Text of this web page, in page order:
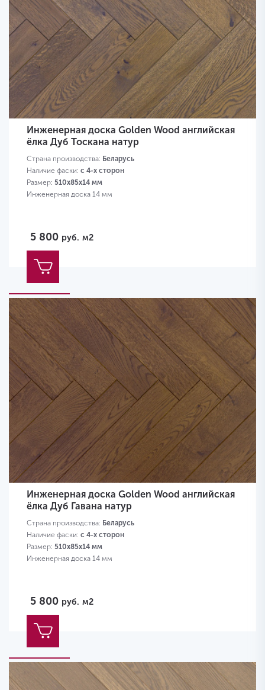
Инженерная доска Golden Wood английская
ёлка Дуб Тоскана натур
Страна производства: Беларусь
Наличие фаски: с 4-х сторон
Размер: 510х85х14 мм
Инженерная доска 14 мм
5 800 руб. м2
Инженерная доска Golden Wood английская
ёлка Дуб Гавана натур
Страна производства: Беларусь
Наличие фаски: с 4-х сторон
Размер: 510х85х14 мм
Инженерная доска 14 мм
5 800 руб. м2